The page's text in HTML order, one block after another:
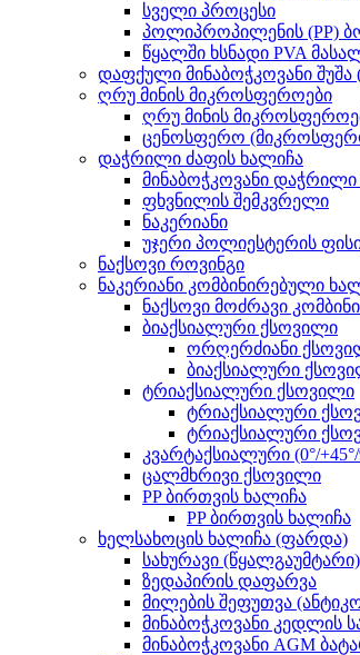
სველი პროცესი
პოლიპროპილენის (PP)
წყალში ხსნადი PVA
დაფქული მინაბოჭკოვანი შუშა
ღრუ მინის მიკროსფეროები
ღრუ მინის
ცენოსფერო
დაჭრილი ძაფის ხალიჩა
მინაბოჭკოვანი
ფხვნილის შემკვრელი
ნაკერიანი
უჯერი პოლიესტერის
ნაქსოვი როვინგი
ნაკერიანი კომბინირებული
ნაქსოვი მოძრავი
ბიაქსიალური ქსოვილი
ორღერძიანი
ბიაქსიალური
ტრიაქსიალური ქსოვილი
ტრიაქსიალური
ტრიაქსიალური
კვარტაქსიალური (0°/+45°/
ცალმხრივი ქსოვილი
PP ბირთვის ხალიჩა
PP ბირთვის ხალიჩა
ხელსახოცის ხალიჩა (ფარდა)
სახურავი (წყალგაუმტარი)
ზედაპირის დაფარვა
მილების შეფუთვა
მინაბოჭკოვანი კედლის
მინაბოჭკოვანი AGM